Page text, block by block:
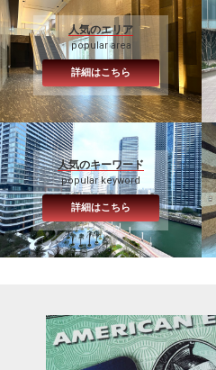
人気のエリア
popular area
詳細はこちら
人気のキーワード
popular keyword
詳細はこちら